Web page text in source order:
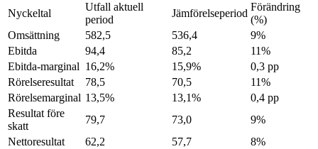
Nyckeltal
Utfall aktuell
period
Jämförelseperiod
Förändring
(%)
Omsättning
582,5 536,4
9%
Ebitda
94,4 85,2
11%
Ebitda-marginal 16,2% 15,9%
0,3 pp
Rörelseresultat
78,5 70,5
11%
Rörelsemarginal 13,5% 13,1%
0,4 pp
Resultat före
skatt
79,7 73,0
9%
Nettoresultat
62,2 57,7
8%